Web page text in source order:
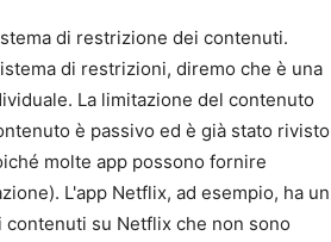
di restrizione dei contenuti.
di restrizioni, diremo che è una
La limitazione del contenuto
è passivo ed è già stato rivisto
molte app possono fornire
L'app Netflix, ad esempio, ha un
su Netflix che non sono